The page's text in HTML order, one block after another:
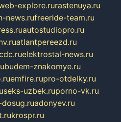
explore.rurastenuya.ru
news.rufreeride-team.ru
autostudiopro.ru
atlantpereezd.ru
elektrostal-news.ru
budem-znakomye.ru
emfire.rupro-otdelky.ru
seks-uzbek.ruporno-vk.ru
adonyev.ru
krospr.ru